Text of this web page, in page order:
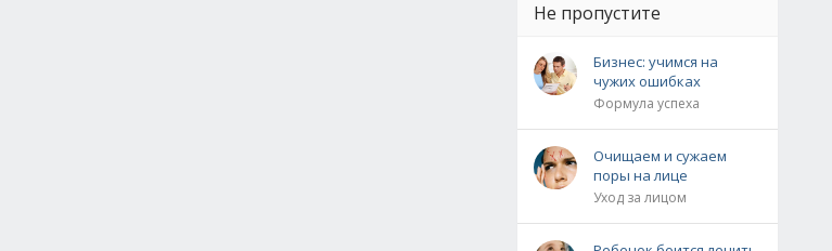
Не пропустите
Бизнес: учимся на
чужих ошибках
Формула успеха
Очищаем и сужаем
поры на лице
Уход за лицом